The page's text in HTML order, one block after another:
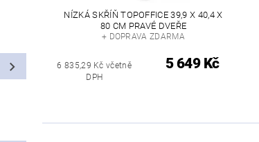
NÍZKÁ SKŘÍŇ TOPOFFICE 39,9 X 40,4 X
80 CM PRAVÉ DVEŘE
+ DOPRAVA ZDARMA
6 835,29 Kč včetně
DPH
5 649 Kč